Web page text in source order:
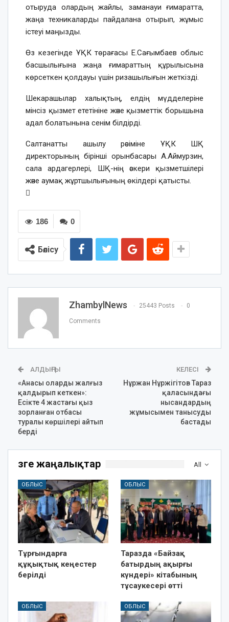
отыруда олардың жайлы, заманауи ғимаратта,
жаңа техникаларды пайдалана отырып, жұмыс
істеуі маңызды.
Өз кезегінде ҰҚК төрағасы Е.Сағымбаев облыс
басшылығына жаңа ғимараттың құрылысына
көрсеткен қолдауы үшін ризашылығын жеткізді.
Шекарашылар халықтың, елдің мүдделеріне
мінсіз қызмет ететініне және қызметтік борышына
адал болатынына сенім білдірді.
Салтанатты ашылу рәсіміне ҰҚК ШҚ
директорының бірінші орынбасары А.Аймурзин,
сала ардагерлері, ШҚ-нің әскери қызметшілері
және аумақ жұртшылығының өкілдері қатысты.
0
186
Бөлісу
ZhambylNews 25443 Posts 0
Comments
АЛДЫҢҒЫ
«Анасы оларды жалғыз
қалдырып кеткен»:
Есікте 4 жастағы қыз
зорланған отбасы
туралы көршілері айтып
берді
КЕЛЕСІ
Нұржан Нұржігітов Тараз
қаласындағы
нысандардың
жұмысымен танысуды
бастады
All
Өзге жаңалықтар
ОБЛЫС
Тұрғындарға
құқықтық кеңестер
берілді
ОБЛЫС
Таразда «Байзақ
батырдың ақырғы
күндері» кітабының
тұсаукесері өтті
ОБЛЫС ОБЛЫС